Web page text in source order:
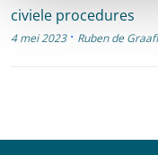
civiele procedures
4 mei 2023 · Ruben de Graaff